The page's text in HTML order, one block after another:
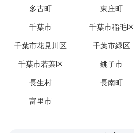
多古町 東庄町
千葉市 千葉市稲毛区
千葉市花見川区 千葉市緑区
千葉市若葉区 銚子市
長生村 長南町
富里市